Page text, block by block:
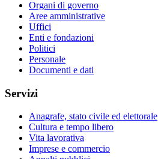
Organi di governo
Aree amministrative
Uffici
Enti e fondazioni
Politici
Personale
Documenti e dati
Servizi
Anagrafe, stato civile ed elettorale
Cultura e tempo libero
Vita lavorativa
Imprese e commercio